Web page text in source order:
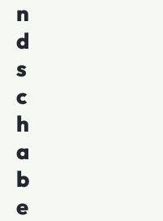
n
d
s
c
h
a
b
e